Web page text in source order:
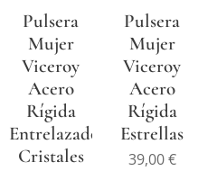
Pulsera
Mujer
Viceroy
Acero
Rígida
Entrelazado
Cristales
Pulsera
Mujer
Viceroy
Acero
Rígida
Estrellas
39,00€